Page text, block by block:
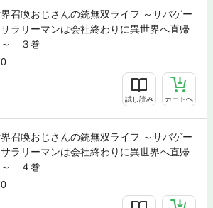
召喚おじさんの銃無双ライフ ～サバゲー
ラリーマンは会社終わりに異世界へ直帰
～ ３巻
試し読み カートへ
召喚おじさんの銃無双ライフ ～サバゲー
ラリーマンは会社終わりに異世界へ直帰
～ ４巻